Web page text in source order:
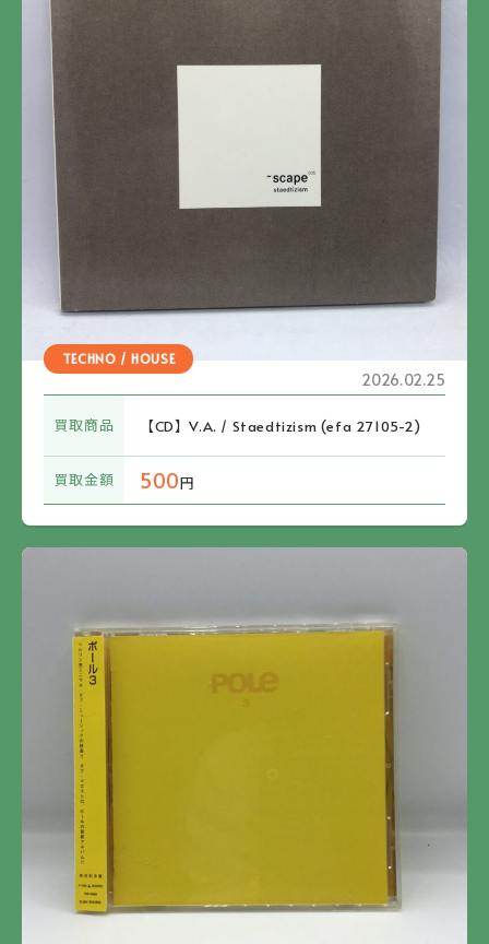
TECHNO / HOUSE
2026.02.25
買取商品 【CD】V.A. / Staedtizism (efa 27105-2)
買取金額 500円